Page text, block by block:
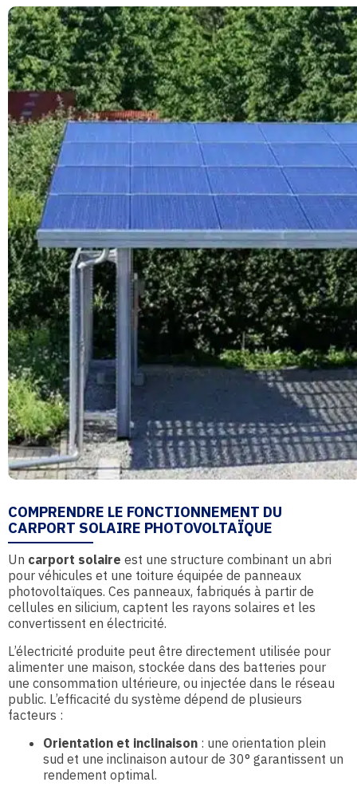
COMPRENDRE LE FONCTIONNEMENT DU
CARPORT SOLAIRE PHOTOVOLTAÏQUE
Un carport solaire est une structure combinant un abri
pour véhicules et une toiture équipée de panneaux
photovoltaïques. Ces panneaux, fabriqués à partir de
cellules en silicium, captent les rayons solaires et les
convertissent en électricité.
L’électricité produite peut être directement utilisée pour
alimenter une maison, stockée dans des batteries pour
une consommation ultérieure, ou injectée dans le réseau
public. L’efficacité du système dépend de plusieurs
facteurs :
Orientation et inclinaison : une orientation plein
sud et une inclinaison autour de 30° garantissent un
rendement optimal.